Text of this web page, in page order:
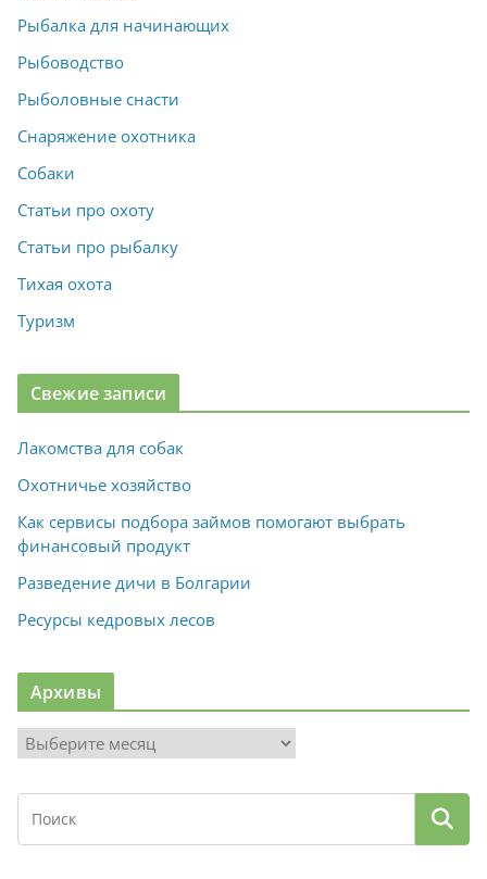
Рыбалка для начинающих
Рыбоводство
Рыболовные снасти
Снаряжение охотника
Собаки
Статьи про охоту
Статьи про рыбалку
Тихая охота
Туризм
Свежие записи
Лакомства для собак
Охотничье хозяйство
Как сервисы подбора займов помогают выбрать
финансовый продукт
Разведение дичи в Болгарии
Ресурсы кедровых лесов
Архивы
р
х
в